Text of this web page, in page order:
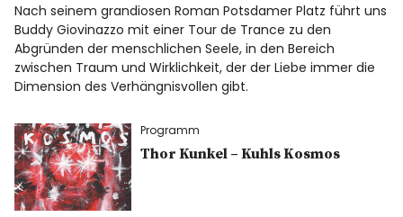
Info
Nach seinem grandiosen Roman Potsdamer Platz führt uns
Buddy Giovinazzo mit einer Tour de Trance zu den
Abgründen der menschlichen Seele, in den Bereich
zwischen Traum und Wirklichkeit, der der Liebe immer die
Dimension des Verhängnisvollen gibt.
Programm
Thor Kunkel – Kuhls Kosmos